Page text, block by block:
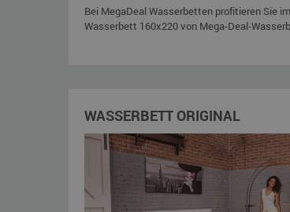
Bei MegaDeal Wasserbetten profitieren Sie
Wasserbett 160x220 von Mega-Deal-
WASSERBETT ORIGINAL